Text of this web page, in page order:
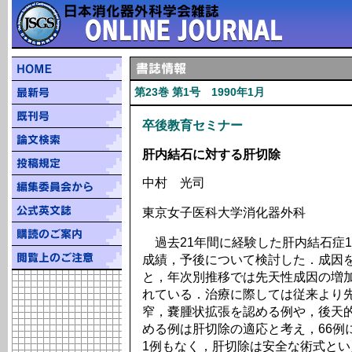
第23巻 第1号 1990年1月
卒後教育セミナー
肝内結石に対する肝切除
中村 光司
東京女子医科大学消化器外科
過去21年間に経験した肝内結石症
成績，予後について検討した．成因
と，年次別推移では先天性成因の増
れている．治療に際しては従来より
窄，嚢腫状拡張を認める例や，後天
める例は肝切除の適応と考え，66例
1例もなく，肝切除は安全な術式と